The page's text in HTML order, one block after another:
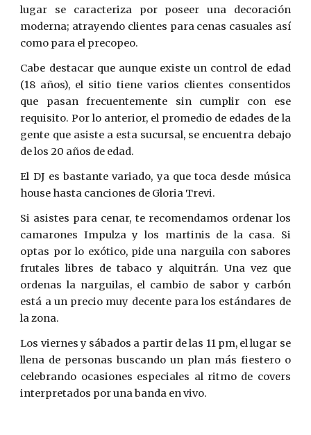
lugar se caracteriza por poseer una decoración
moderna; atrayendo clientes para cenas casuales así
como para el precopeo.
Cabe destacar que aunque existe un control de edad
(18 años), el sitio tiene varios clientes consentidos
que pasan frecuentemente sin cumplir con ese
requisito. Por lo anterior, el promedio de edades de la
gente que asiste a esta sucursal, se encuentra debajo
de los 20 años de edad.
El DJ es bastante variado, ya que toca desde música
house hasta canciones de Gloria Trevi.
Si asistes para cenar, te recomendamos ordenar los
camarones Impulza y los martinis de la casa. Si
optas por lo exótico, pide una narguila con sabores
frutales libres de tabaco y alquitrán. Una vez que
ordenas la narguilas, el cambio de sabor y carbón
está a un precio muy decente para los estándares de
la zona.
Los viernes y sábados a partir de las 11 pm, el lugar se
llena de personas buscando un plan más fiestero o
celebrando ocasiones especiales al ritmo de covers
interpretados por una banda en vivo.